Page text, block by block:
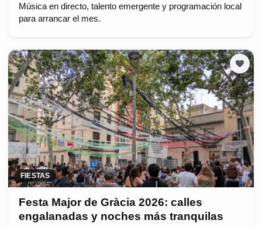
Música en directo, talento emergente y programación local
para arrancar el mes.
FIESTAS
Festa Major de Gràcia 2026: calles
engalanadas y noches más tranquilas